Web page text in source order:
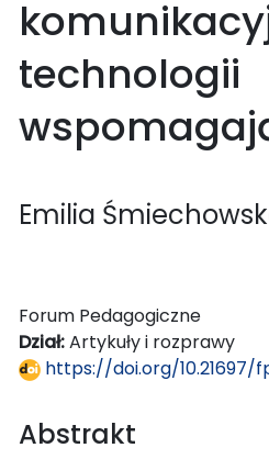
technologii
Emilia
Forum Pedagogiczne
Dział:Artykuły i rozprawy
https://doi.org/10.21697/
Abstrakt